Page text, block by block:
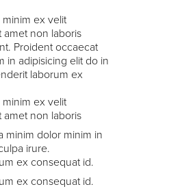
ex velit
non laboris
Proident occaecat
in adipisicing elit do in
laborum ex
ex velit
non laboris
minim dolor minim in
irure.
ex consequat id.
ex consequat id.